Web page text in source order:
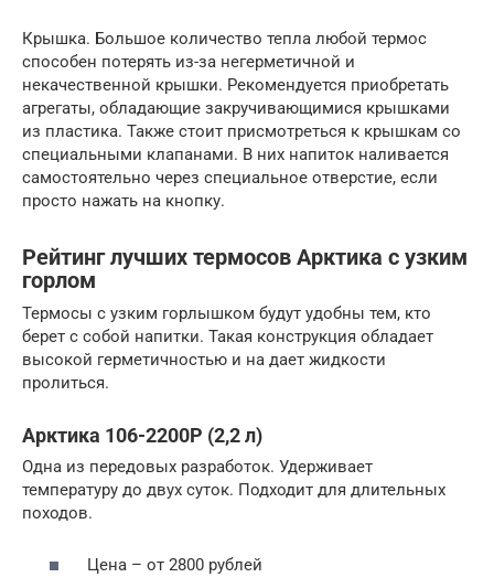
Крышка. Большое количество тепла любой термос
способен потерять из-за негерметичной и
некачественной крышки. Рекомендуется приобретать
агрегаты, обладающие закручивающимися крышками
из пластика. Также стоит присмотреться к крышкам со
специальными клапанами. В них напиток наливается
самостоятельно через специальное отверстие, если
просто нажать на кнопку.
Рейтинг лучших термосов Арктика с узким
горлом
Термосы с узким горлышком будут удобны тем, кто
берет с собой напитки. Такая конструкция обладает
высокой герметичностью и на дает жидкости
пролиться.
Арктика 106-2200Р (2,2 л)
Одна из передовых разработок. Удерживает
температуру до двух суток. Подходит для длительных
походов.
Цена – от 2800 рублей